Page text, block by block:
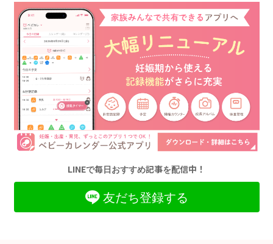
LINEで毎日おすすめ記事を配信中！
友だち登録する